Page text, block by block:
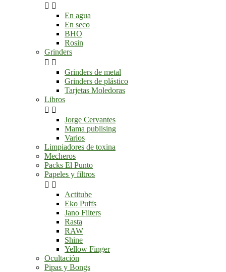
 
En agua
En seco
BHO
Rosin
Grinders
 
Grinders de metal
Grinders de plástico
Tarjetas Moledoras
Libros
 
Jorge Cervantes
Mama publising
Varios
Limpiadores de toxina
Mecheros
Packs El Punto
Papeles y filtros
 
Actitube
Eko Puffs
Jano Filters
Rasta
RAW
Shine
Yellow Finger
Ocultación
Pipas y Bongs